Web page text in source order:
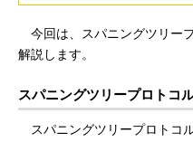
今回は、スパニングツリー
解説します。
スパニングツリープロトコ
スパニングツリープロトコ